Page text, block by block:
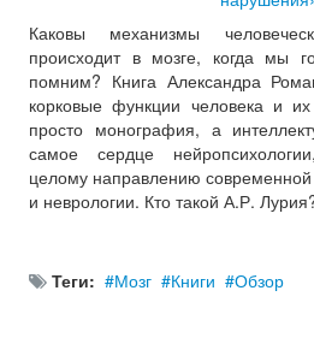
Каковы механизмы
происходит в мозге, когда мы
помним? Книга Александра
корковые функции человека и
просто монография, а
самое сердце
целому направлению современной
и неврологии. Кто такой А.Р.
Теги: Мозг Книги Обзор